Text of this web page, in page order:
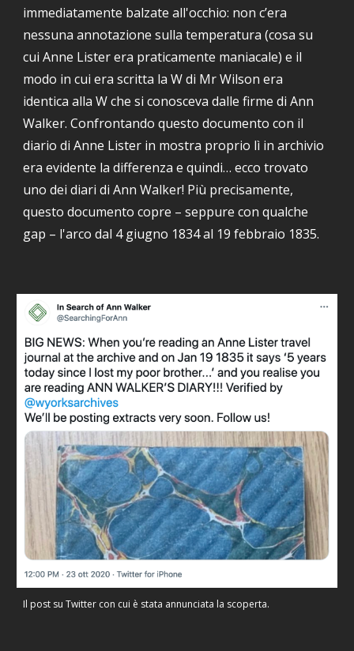
immediatamente balzate all'occhio: non c’era
nessuna annotazione sulla temperatura (cosa su
cui Anne Lister era praticamente maniacale) e il
modo in cui era scritta la W di Mr Wilson era
identica alla W che si conosceva dalle firme di Ann
Walker. Confrontando questo documento con il
diario di Anne Lister in mostra proprio lì in archivio
era evidente la differenza e quindi… ecco trovato
uno dei diari di Ann Walker! Più precisamente,
questo documento copre –seppure con qualche
gap – l'arco dal 4 giugno 1834 al 19 febbraio 1835.
Il post su Twitter con cui è stata annunciata la scoperta.